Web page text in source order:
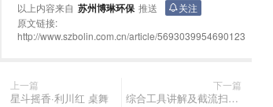
以上内容来自 苏州博琳环保 推送
关注
原文链接:
http://www.szbolin.com.cn/article/5693039954690123
上一篇
星斗摇香·利川红 桌舞
下一篇
综合工具讲解及截流扫盲-引流思维导图